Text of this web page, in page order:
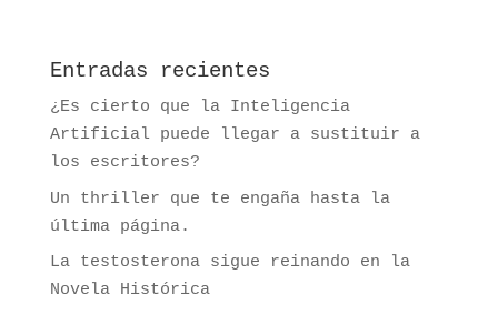
Entradas recientes
¿Es cierto que la Inteligencia
Artificial puede llegar a sustituir a
los escritores?
Un thriller que te engaña hasta la
última página.
La testosterona sigue reinando en la
Novela Histórica